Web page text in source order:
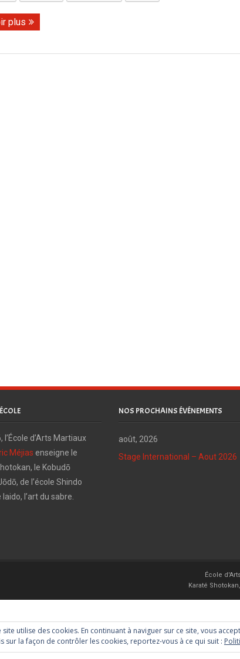
plus
l’École d’Arts Martiaux
Méjias enseigne le
le Kobudō
de l’école Shindo
l’art du sabre.
NOS PROCHAINS ÉVÉNEMENTS
août, 2026
Stage International – Aout 2026
École
Karaté
utilise des cookies. En continuant à naviguer sur ce site, vous
sur la façon de contrôler les cookies, reportez-vous à ce qui suit :